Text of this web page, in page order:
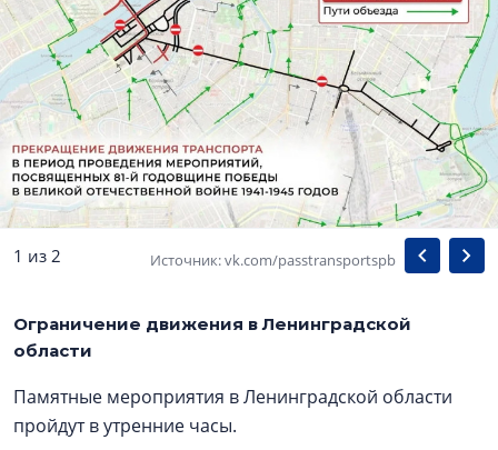
1 из 2 Источник: vk.com/passtransportspb
Ограничение движения в Ленинградской
области
Памятные мероприятия в Ленинградской области
пройдут в утренние часы.